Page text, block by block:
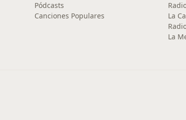
Pódcasts
Canciones Populares
La
La